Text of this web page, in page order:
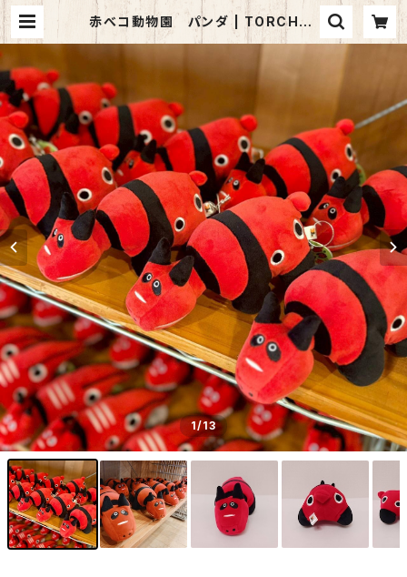
赤べコ動物園 パンダ | TORCH-O
nline Shop-
1/13